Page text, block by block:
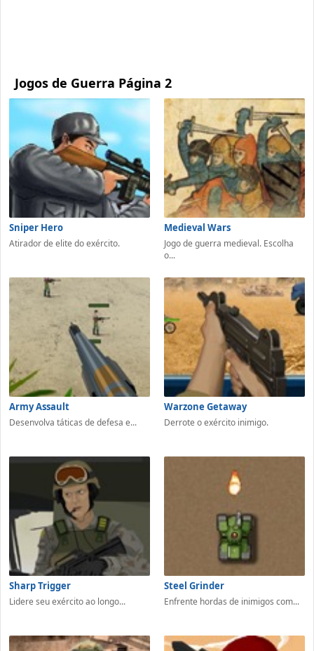
Jogos de Guerra Página 2
Sniper Hero
Atirador de elite do exército.
Medieval Wars
Jogo de guerra medieval. Escolha
o...
Army Assault
Desenvolva táticas de defesa e...
Warzone Getaway
Derrote o exército inimigo.
Sharp Trigger
Lidere seu exército ao longo...
Steel Grinder
Enfrente hordas de inimigos com...